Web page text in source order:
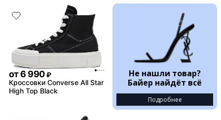
от6 990 ₽
Кроссовки Converse All Star
High Top Black
Не нашли товар?
Байер найдёт всё
Подробнее